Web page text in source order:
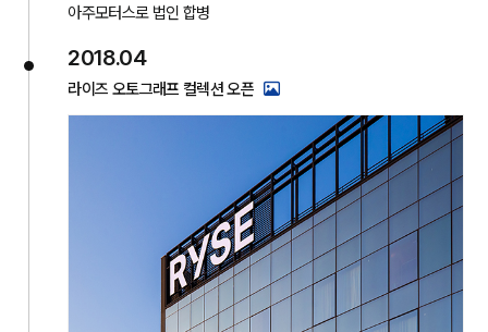
아주모터스로 법인 합병
2018.04
라이즈 오토그래프 컬렉션 오픈